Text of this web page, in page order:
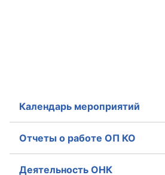
Календарь мероприятий
Отчеты о работе ОП КО
Деятельность ОНК